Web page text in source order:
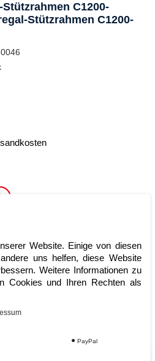
C1200-
Stützrahmen C1200-
Website. Einige von diesen
uns helfen, diese Website
Weitere Informationen zu
Cookies und Ihren Rechten als
PayPal